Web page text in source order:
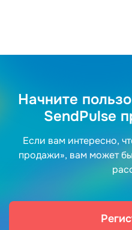
Начните
SendPulse
Если вам интересно,
продажи», вам может